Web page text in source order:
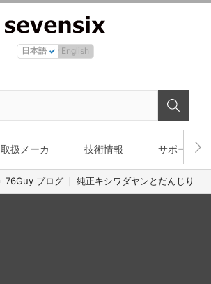
日本語 English
取扱メーカ 技術情報 サポート
76Guy ブログ ❘ 純正キシワダヤンとだんじり